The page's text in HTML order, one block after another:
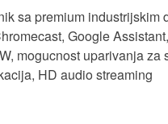
sa premium industrijskim
Google
mogucnost uparivanja za
HD audio streaming